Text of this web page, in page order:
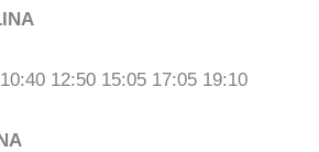
12:50 15:05 17:05 19:10